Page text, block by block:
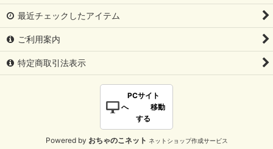
最近チェックしたアイテム
ご利用案内
特定商取引法表示
PCサイト
へ 移動
する
Powered by おちゃのこネット ネットショップ作成サービス